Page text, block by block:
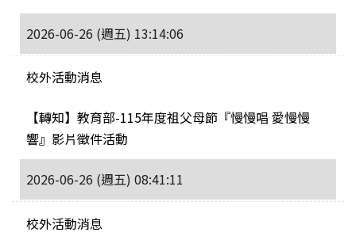
2026-06-26 (週五) 13:14:06
校外活動消息
【轉知】教育部-115年度祖父母節『慢慢唱 愛慢慢
響』影片徵件活動
2026-06-26 (週五) 08:41:11
校外活動消息